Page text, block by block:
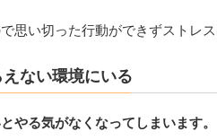
思い切った行動ができずストレス
ない環境にいる
やる気がなくなってしまいます。